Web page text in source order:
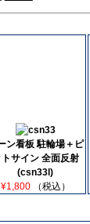
ン看板 駐輪場＋ピ
トサイン 全面反射
(csn33l)
¥1,800
（税込）